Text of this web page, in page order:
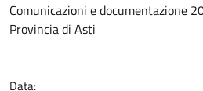
Comunicazioni e documentazione
Provincia di Asti
Data: